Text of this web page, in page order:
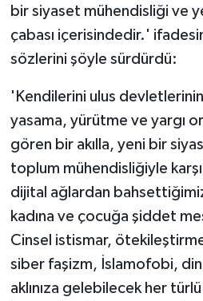
bir siyaset mühendisliği ve
çabası içerisindedir.'
sözlerini şöyle sürdürdü:
'Kendilerini ulus
yasama, yürütme ve yargı
gören bir akılla, yeni bir
toplum mühendisliğiyle karşı
dijital ağlardan
kadına ve çocuğa şiddet
Cinsel istismar,
siber faşizm, İslamofobi, din
aklınıza gelebilecek her